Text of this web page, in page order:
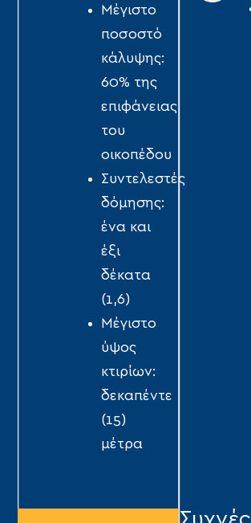
Μέγιστο
ποσοστό
κάλυψης:
60% της
επιφάνειας
του
οικοπέδου
Συντελεστές
δόµησης:
ένα και
έξι
δέκατα
(1,6)
Μέγιστο
ύψος
κτιρίων:
δεκαπέντε
(15)
µέτρα